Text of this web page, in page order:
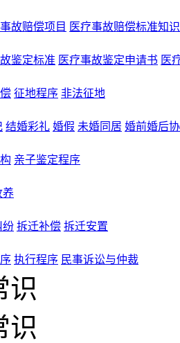
故赔偿项目 医疗事故赔偿标准知识
鉴定标准 医疗事故鉴定申请书 医
征地程序 非法征地
结婚彩礼 婚假 未婚同居 婚前婚后
亲子鉴定程序
养
纷 拆迁补偿 拆迁安置
执行程序 民事诉讼与仲裁
识
识